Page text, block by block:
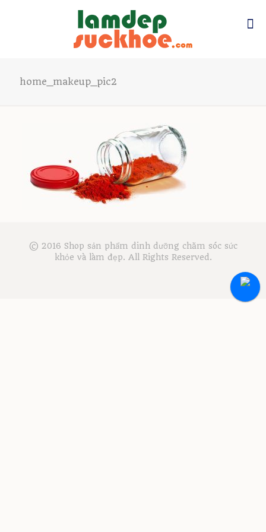
home_makeup_pic2
© 2016 Shop sản phẩm dinh dưỡng chăm sóc sức
khỏe và làm đẹp. All Rights Reserved.